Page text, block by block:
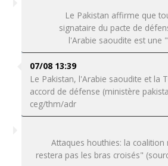
Le Pakistan affirme que
signataire du pacte de
l'Arabie saoudite est une
07/08 13:39
Le Pakistan, l'Arabie saoudite et la
accord de défense (ministère
ceg/thm/adr
Attaques houthies: la
restera pas les bras croisés"